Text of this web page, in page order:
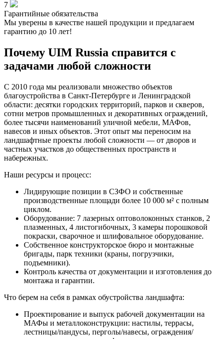
7
Гарантийные обязательства
Мы уверены в качестве нашей продукции и предлагаем
гарантию до 10 лет!
Почему UIM Russia справится с
задачами любой сложности
С 2010 года мы реализовали множество объектов
благоустройства в Санкт-Петербурге и Ленинградской
области: десятки городских территорий, парков и скверов,
сотни метров промышленных и декоративных ограждений,
более тысячи наименований уличной мебели, МАФов,
навесов и иных объектов. Этот опыт мы переносим на
ландшафтные проекты любой сложности — от дворов и
частных участков до общественных пространств и
набережных.
Наши ресурсы и процесс:
Лидирующие позиции в СЗФО и собственные
производственные площади более 10 000 м² с полным
циклом.
Оборудование: 7 лазерных оптоволоконных станков, 2
плазменных, 4 листогибочных, 3 камеры порошковой
покраски, сварочное и шлифовальное оборудование.
Собственное конструкторское бюро и монтажные
бригады, парк техники (краны, погрузчики,
подъемники).
Контроль качества от документации и изготовления до
монтажа и гарантии.
Что берем на себя в рамках обустройства ландшафта:
Проектирование и выпуск рабочей документации на
МАФы и металлоконструкции: настилы, террасы,
лестницы/пандусы, перголы/навесы, ограждения/